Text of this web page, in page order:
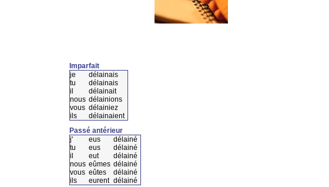
Imparfait
je
délainais
tu
délainais
il
délainait
nous délainions
vous délainiez
ils
délainaient
Passé antérieur
j'
eus
délainé
tu
eus
délainé
il
eut
délainé
nous eûmes délainé
vous eûtes
délainé
ils
eurent délainé